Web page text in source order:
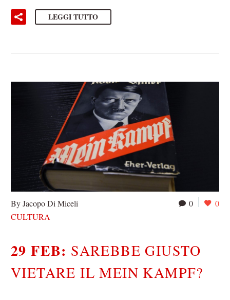
LEGGI TUTTO
0 0
By Jacopo Di Miceli
CULTURA
29 FEB: SAREBBE GIUSTO
VIETARE IL MEIN KAMPF?